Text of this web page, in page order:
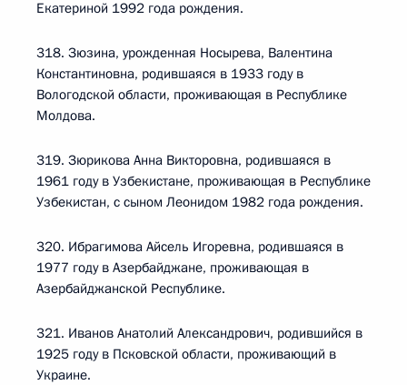
Екатериной 1992 года рождения.
318. Зюзина, урожденная Носырева, Валентина
Константиновна, родившаяся в 1933 году в
Вологодской области, проживающая в Республике
Молдова.
319. Зюрикова Анна Викторовна, родившаяся в
1961 году в Узбекистане, проживающая в Республике
Узбекистан, с сыном Леонидом 1982 года рождения.
320. Ибрагимова Айсель Игоревна, родившаяся в
1977 году в Азербайджане, проживающая в
Азербайджанской Республике.
321. Иванов Анатолий Александрович, родившийся в
1925 году в Псковской области, проживающий в
Украине.